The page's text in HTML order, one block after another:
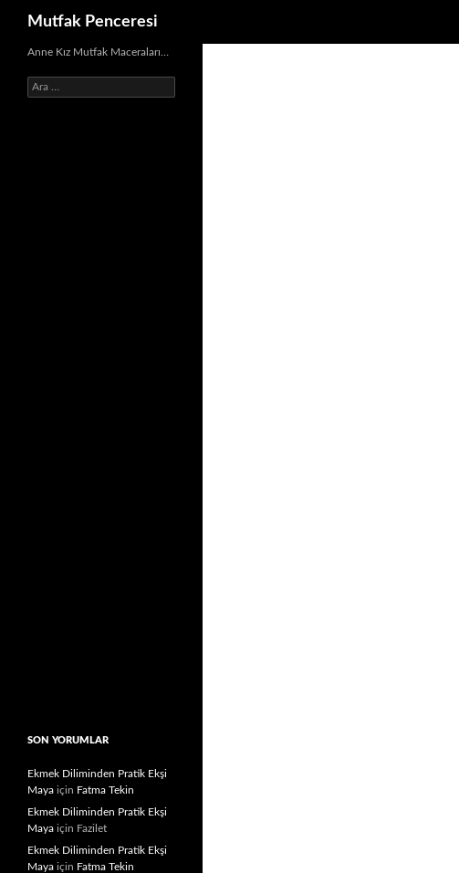
İçeriğe
Mutfak Penceresi
Anne Kız Mutfak Maceraları…
Arama:
SON YORUMLAR
Ekmek Diliminden Pratik Ekşi
Maya için Fatma Tekin
Ekmek Diliminden Pratik Ekşi
Maya için Fazilet
Ekmek Diliminden Pratik Ekşi
Maya için Fatma Tekin